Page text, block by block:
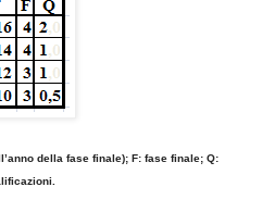
della fase finale); F: fase finale; Q: